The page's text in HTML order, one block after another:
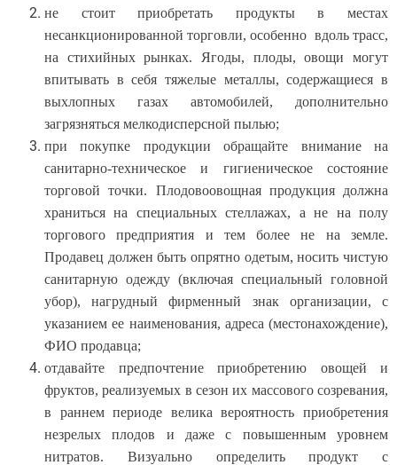
не стоит приобретать продукты в местах
несанкционированной торговли, особенно вдоль трасс,
на стихийных рынках. Ягоды, плоды, овощи могут
впитывать в себя тяжелые металлы, содержащиеся в
выхлопных газах автомобилей, дополнительно
загрязняться мелкодисперсной пылью;
при покупке продукции обращайте внимание на
санитарно-техническое и гигиеническое состояние
торговой точки. Плодовоовощная продукция должна
храниться на специальных стеллажах, а не на полу
торгового предприятия и тем более не на земле.
Продавец должен быть опрятно одетым, носить чистую
санитарную одежду (включая специальный головной
убор), нагрудный фирменный знак организации, с
указанием ее наименования, адреса (местонахождение),
ФИО продавца;
отдавайте предпочтение приобретению овощей и
фруктов, реализуемых в сезон их массового созревания,
в раннем периоде велика вероятность приобретения
незрелых плодов и даже с повышенным уровнем
нитратов. Визуально определить продукт с